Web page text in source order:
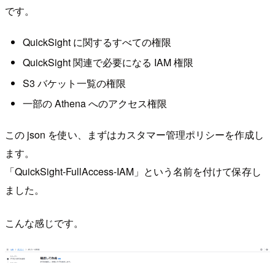
です。
QuickSight に関するすべての権限
QuickSight 関連で必要になる IAM 権限
S3 バケット一覧の権限
一部の Athena へのアクセス権限
この json を使い、まずはカスタマー管理ポリシーを作成し
ます。
「QuickSight-FullAccess-IAM」という名前を付けて保存し
ました。
こんな感じです。